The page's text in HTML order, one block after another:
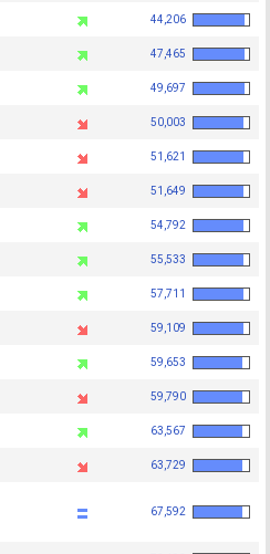
44,206
47,465
49,697
50,003
51,621
51,649
54,792
55,533
57,711
59,109
59,653
59,790
63,567
63,729
67,592